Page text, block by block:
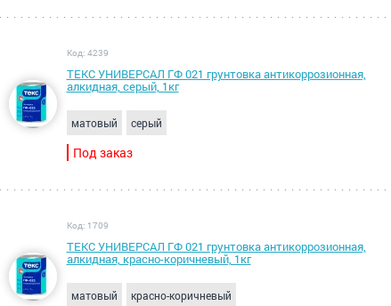
Код: 4239
ТЕКС УНИВЕРСАЛ ГФ 021 грунтовка антикоррозионная,
алкидная, серый, 1кг
матовый серый
Под заказ
Код: 1709
ТЕКС УНИВЕРСАЛ ГФ 021 грунтовка антикоррозионная,
алкидная, красно-коричневый, 1кг
матовый красно-коричневый